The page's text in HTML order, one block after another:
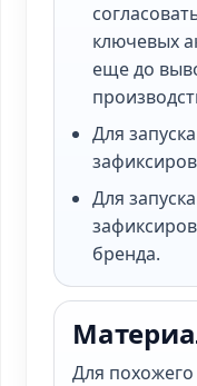
ключевых
еще до
Для
Для
бренда.
Для